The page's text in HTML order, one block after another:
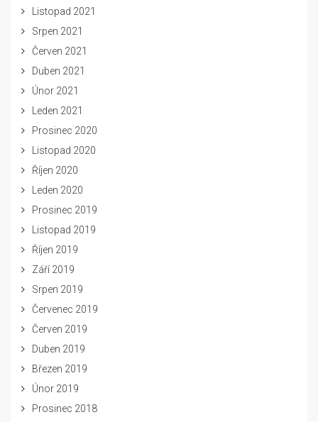
Listopad 2021
Srpen 2021
Červen 2021
Duben 2021
Únor 2021
Leden 2021
Prosinec 2020
Listopad 2020
Říjen 2020
Leden 2020
Prosinec 2019
Listopad 2019
Říjen 2019
Září 2019
Srpen 2019
Červenec 2019
Červen 2019
Duben 2019
Březen 2019
Únor 2019
Prosinec 2018